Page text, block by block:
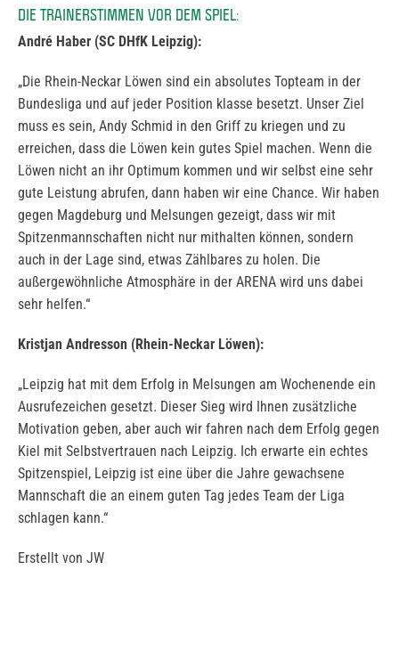
DIE TRAINERSTIMMEN VOR DEM SPIEL:
André Haber (SC DHfK Leipzig):
„Die Rhein-Neckar Löwen sind ein absolutes Topteam in der
Bundesliga und auf jeder Position klasse besetzt. Unser Ziel
muss es sein, Andy Schmid in den Griff zu kriegen und zu
erreichen, dass die Löwen kein gutes Spiel machen. Wenn die
Löwen nicht an ihr Optimum kommen und wir selbst eine sehr
gute Leistung abrufen, dann haben wir eine Chance. Wir haben
gegen Magdeburg und Melsungen gezeigt, dass wir mit
Spitzenmannschaften nicht nur mithalten können, sondern
auch in der Lage sind, etwas Zählbares zu holen. Die
außergewöhnliche Atmosphäre in der ARENA wird uns dabei
sehr helfen.“
Kristjan Andresson (Rhein-Neckar Löwen):
„Leipzig hat mit dem Erfolg in Melsungen am Wochenende ein
Ausrufezeichen gesetzt. Dieser Sieg wird Ihnen zusätzliche
Motivation geben, aber auch wir fahren nach dem Erfolg gegen
Kiel mit Selbstvertrauen nach Leipzig. Ich erwarte ein echtes
Spitzenspiel, Leipzig ist eine über die Jahre gewachsene
Mannschaft die an einem guten Tag jedes Team der Liga
schlagen kann.“
Erstellt von JW